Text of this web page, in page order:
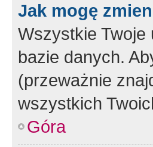
Jak mogę
Wszystkie
bazie danych.
(przeważnie
wszystkich
Góra